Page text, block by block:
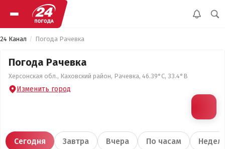
24 Канал Погода Рачевка
Погода Рачевка
Херсонская обл., Каховский район, Рачевка, 46.39°С, 33.4°В
Изменить город
Сегодня Завтра Вчера По часам